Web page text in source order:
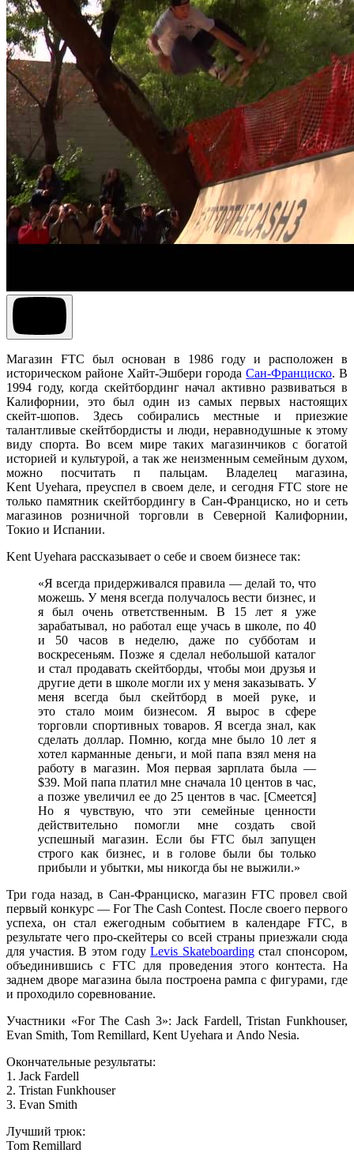
Магазин FTC был основан в 1986 году и расположен в
историческом районе Хайт-Эшбери городаСан-Франциско. В
1994 году, когда скейтбординг начал активно развиваться в
Калифорнии, это был один из самых первых настоящих
скейт-шопов. Здесь собирались местные и приезжие
талантливые скейтбордисты и люди, неравнодушные к этому
виду спорта. Во всем мире таких магазинчиков с богатой
историей и культурой, а так же неизменным семейным духом,
можно посчитать п пальцам. Владелец магазина,
Kent Uyehara, преуспел в своем деле, и сегодня FTC store не
только памятник скейтбордингу в Сан-Франциско, но и сеть
магазинов розничной торговли в Северной Калифорнии,
Токио и Испании.
Kent Uyehara рассказывает о себе и своем бизнесе так:
«Я всегда придерживался правила — делай то, что
можешь. У меня всегда получалось вести бизнес, и
я был очень ответственным. В 15 лет я уже
зарабатывал, но работал еще учась в школе, по 40
и 50 часов в неделю, даже по субботам и
воскресеньям. Позже я сделал небольшой каталог
и стал продавать скейтборды, чтобы мои друзья и
другие дети в школе могли их у меня заказывать. У
меня всегда был скейтборд в моей руке, и
это стало моим бизнесом. Я вырос в сфере
торговли спортивных товаров. Я всегда знал, как
сделать доллар. Помню, когда мне было 10 лет я
хотел карманные деньги, и мой папа взял меня на
работу в магазин. Моя первая зарплата была —
$39. Мой папа платил мне сначала 10 центов в час,
а позже увеличил ее до 25 центов в час. [Смеется]
Но я чувствую, что эти семейные ценности
действительно помогли мне создать свой
успешный магазин. Если бы FTC был запущен
строго как бизнес, и в голове были бы только
прибыли и убытки, мы никогда бы не выжили.»
Три года назад, в Сан-Франциско, магазин FTC провел свой
первый конкурс — For The Cash Contest. После своего первого
успеха, он стал ежегодным событием в календаре FTC, в
результате чего про-скейтеры со всей страны приезжали сюда
для участия. В этом годуLevis Skateboardingстал спонсором,
объединившись с FTC для проведения этого контеста. На
заднем дворе магазина была построена рампа с фигурами, где
и проходило соревнование.
Участники «For The Cash 3»: Jack Fardell, Tristan Funkhouser,
Evan Smith, Tom Remillard, Kent Uyehara и Ando Nesia.
Окончательные результаты:
1. Jack Fardell
2. Tristan Funkhouser
3. Evan Smith
Лучший трюк:
Tom Remillard